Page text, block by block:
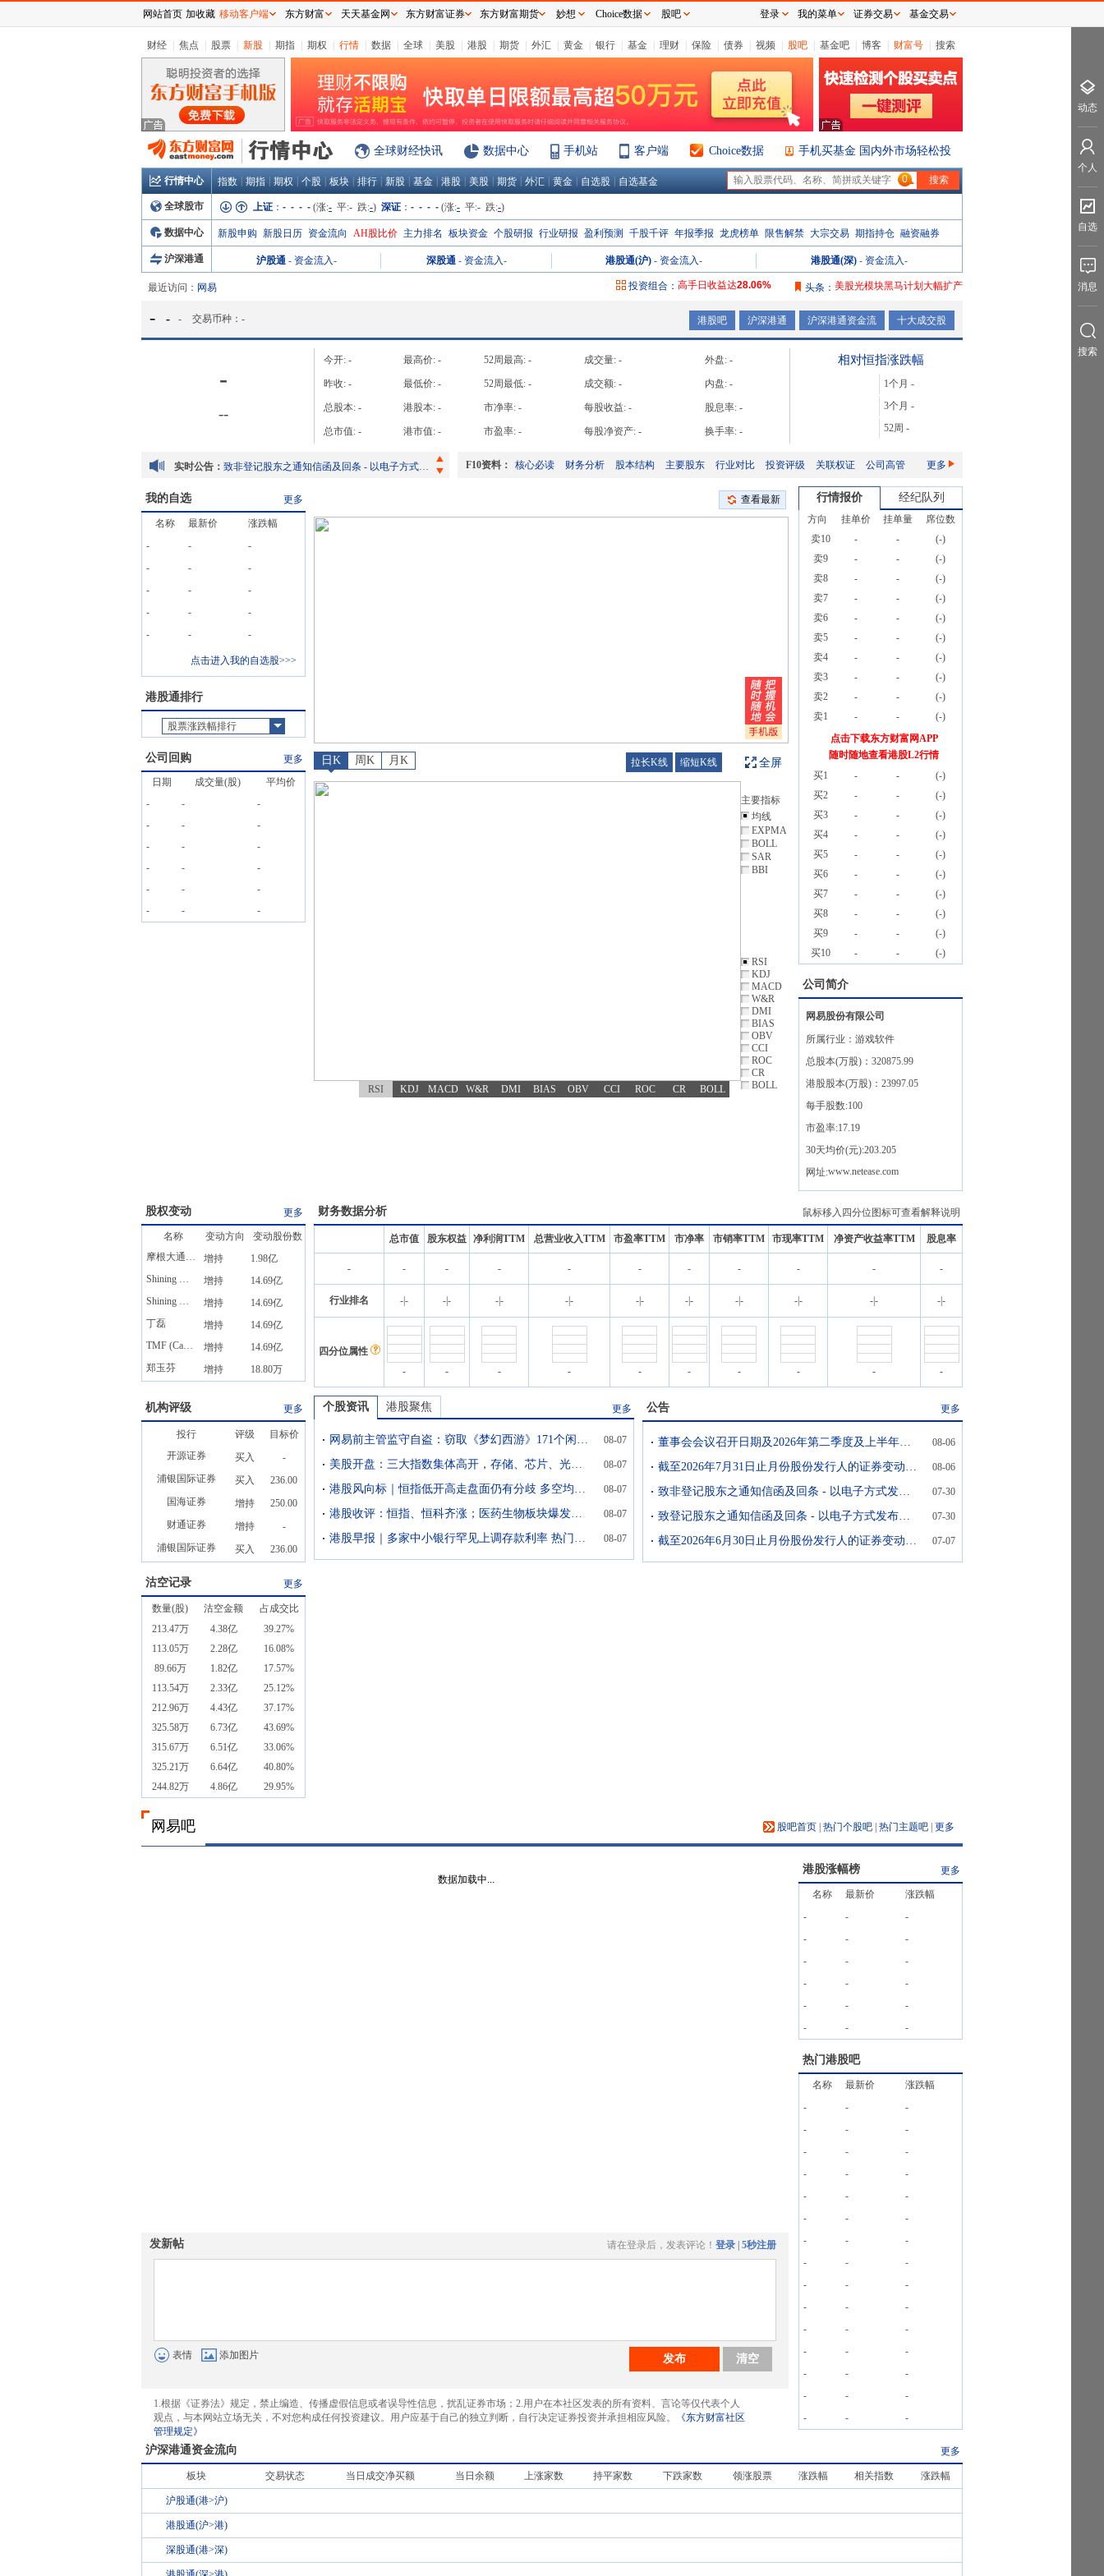
财经 焦点 股票 新股 期指 期权 行情 数据 全球 美股 港股 期货 外汇 黄金 银行 基金 理财 保险 债券 视频 股吧 基金吧 博客 财富号 搜索
全球财经快讯 数据中心 手机站 客户端 Choice数据 手机买基金 国内外市场轻松投
行情中心 指数 期指 期权 个股 板块 排行 新股 基金 港股 美股 期货 外汇 黄金 自选股 自选基金 0
全球股市 上证 ： - - - - (涨:- 平:- 跌:-) 深证 ： - - - - (涨:- 平:- 跌:-)
数据中心 新股申购 新股日历 资金流向 AH股比价 主力排名 板块资金 个股研报 行业研报 盈利预测 千股千评 年报季报 龙虎榜单 限售解禁 大宗交易 期指持仓 融资融券
沪深港通 沪股通 - 资金流入- 深股通 - 资金流入- 港股通(沪) - 资金流入- 港股通(深) - 资金流入-
最近访问： 网易 投资组合： 高手日收益达28.06%
高手周收益达 106.08%
高手月收益达 165.76%
高手年收益达
高手日收益达
高手周收益达
头条： 美股光模块黑马计划大幅扩产
- - - 交易币种： - 港股吧 沪深港通 沪深港通资金流 十大成交股
-
--
今开: - 最高价: - 52周最高: - 成交量: - 外盘: -
昨收: - 最低价: - 52周最低: - 成交额: - 内盘: -
总股本: - 港股本: - 市净率: - 每股收益: - 股息率: -
总市值: - 港市值: - 市盈率: - 每股净资产: - 换手率: -
相对恒指涨跌幅
1个月 -
3个月 -
52周 -
实时公告：
致非登记股东之通知信函及回条 - 以电子方式发布公司通讯之安排
F10资料： 核心必读 财务分析 股本结构 主要股东 行业对比 投资评级 关联权证 公司高管 更多
我的自选 更多
名称 最新价
涨跌幅
-
-
-
-
-
-
-
-
-
-
-
-
-
- -
点击进入我的自选股>>>
港股通排行
股票涨跌幅排行
公司回购
更多
日期
成交量(股)
平均价
-
-
-
-
-
-
-
-
-
-
-
-
-
-
-
-
- -
查看最新
日K 周K 月K 拉长K线 缩短K线 全屏
主要指标
均线
EXPMA
BOLL
SAR
BBI
RSI
KDJ
MACD
W&R
DMI
BIAS
OBV
CCI
ROC
CR
BOLL
RSI KDJ MACD W&R DMI BIAS OBV CCI ROC CR BOLL
行情报价 经纪队列
方向 挂单价 挂单量
席位数
卖10
- - (-)
卖9
- - (-)
卖8
- - (-)
卖7
- - (-)
卖6
- - (-)
卖5
- - (-)
卖4
- - (-)
卖3
- - (-)
卖2
- - (-)
卖1
- - (-)
点击下载东方财富网APP
随时随地查看港股L2行情
买1
- - (-)
买2
- - (-)
买3
- - (-)
买4
- - (-)
买5
- - (-)
买6
- - (-)
买7
- - (-)
买8
- - (-)
买9
- - (-)
买10
- - (-)
公司简介
网易股份有限公司
所属行业： 游戏软件
总股本(万股)： 320875.99
港股股本(万股)： 23997.05
每手股数:100
市盈率:17.19
30天均价(元):203.205
网址:www.netease.com
股权变动 更多
名称 变动方向
变动股份数
摩根大通公司
增持
1.98亿
Shining Globe International Limited
增持
14.69亿
Shining Globe Holding Limited
增持
14.69亿
丁磊
增持
14.69亿
TMF (Cayman) Ltd.
增持
14.69亿
郑玉芬
增持 18.80万
财务数据分析 鼠标移入四分位图标可查看解释说明
总市值 股东权益 净利润TTM 总营业收入TTM 市盈率TTM 市净率 市销率TTM 市现率TTM 净资产收益率TTM 股息率
- - - - - - - - - - -
行业排名 -- -- -|- -- -|- -- -|- -|- -- --
四分位属性
-
- - - - - - - - -
机构评级 更多
投行 评级
目标价
开源证券
买入
-
浦银国际证券
买入
236.00
国海证券
增持
250.00
财通证券
增持
-
浦银国际证券
买入 236.00
个股资讯 港股聚焦 更多
网易前主管监守自盗：窃取《梦幻西游》171个闲置账号，牟利173万元 08-07
美股开盘：三大指数集体高开，存储、芯片、光通信板块大涨，闪迪涨超4%，美光科技涨超2% 08-07
港股风向标｜恒指低开高走盘面仍有分歧 多空均势等待破局信号 08-07
港股收评：恒指、恒科齐涨；医药生物板块爆发，半导体、有色金属走强，银行、房地产下跌；大模型“双雄”齐爆发，小米、联想、网易上涨 08-07
港股早报｜多家中小银行罕见上调存款利率 热门中概股走势分歧 08-07
公告 更多
董事会会议召开日期及2026年第二季度及上半年业绩公告发布日期 08-06
截至2026年7月31日止月份股份发行人的证券变动月报表 08-06
致非登记股东之通知信函及回条 - 以电子方式发布公司通讯之安排 07-30
致登记股东之通知信函及回条 - 以电子方式发布公司通讯之安排 07-30
截至2026年6月30日止月份股份发行人的证券变动月报表 07-07
沽空记录 更多
数量(股) 沽空金额
占成交比
213.47万
4.38亿
39.27%
113.05万
2.28亿
16.08%
89.66万
1.82亿
17.57%
113.54万
2.33亿
25.12%
212.96万
4.43亿
37.17%
325.58万
6.73亿
43.69%
315.67万
6.51亿
33.06%
325.21万
6.64亿
40.80%
244.82万
4.86亿 29.95%
网易吧 股吧首页 热门个股吧 热门主题吧 更多
发新帖 请在登录后，发表评论！ 登录 5秒注册
表情 添加图片 发布 清空
1.根据《证券法》规定，禁止编造、传播虚假信息或者误导性信息，扰乱证券市场；2.用户在本社区发表的所有资料、言论等仅代表个人
观点，与本网站立场无关，不对您构成任何投资建议。用户应基于自己的独立判断，自行决定证券投资并承担相应风险。
《东方财富社区
管理规定》
港股涨幅榜 更多
名称 最新价
涨跌幅
-
-
-
-
-
-
-
-
-
-
-
-
-
-
-
-
- -
热门港股吧
名称 最新价
涨跌幅
-
-
-
-
-
-
-
-
-
-
-
-
-
-
-
-
-
-
-
-
-
-
-
-
-
-
-
-
-
-
-
-
-
-
-
-
-
-
-
-
-
-
-
- -
沪深港通资金流向 更多
板块 交易状态 当日成交净买额 当日余额 上涨家数 持平家数 下跌家数 领涨股票 涨跌幅 相关指数 涨跌幅
沪股通(港>沪)
港股通(沪>港)
深股通(港>深)
网站首页 加收藏 移动客户端 东方财富 天天基金网 东方财富证券 东方财富期货 妙想 Choice数据 股吧 登录 我的菜单 证券交易 基金交易
动态
个人
自选
消息
搜索